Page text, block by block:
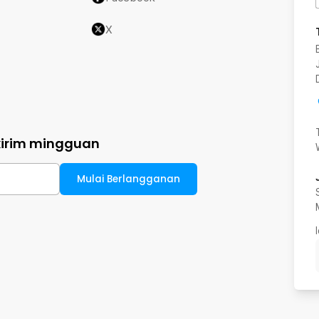
X
mingguan
Mulai Berlangganan